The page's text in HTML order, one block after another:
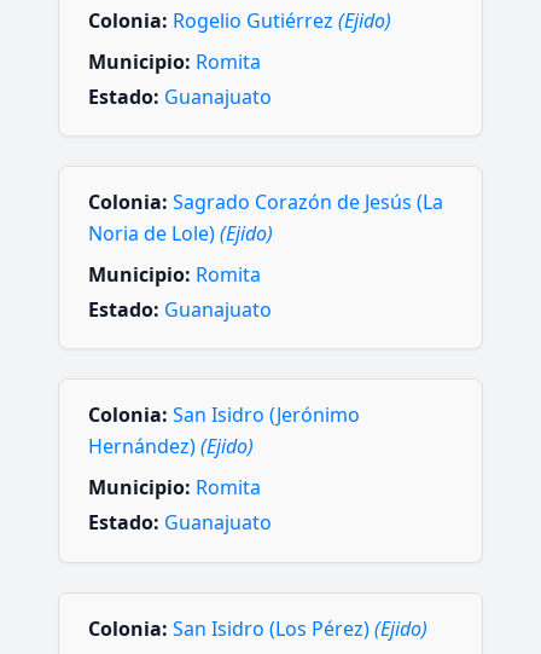
Colonia: Rogelio Gutiérrez (Ejido)
Municipio: Romita
Estado: Guanajuato
Colonia: Sagrado Corazón de Jesús (La
Noria de Lole)(Ejido)
Municipio: Romita
Estado: Guanajuato
Colonia: San Isidro (Jerónimo
Hernández)(Ejido)
Municipio: Romita
Estado: Guanajuato
Colonia: San Isidro (Los Pérez)(Ejido)